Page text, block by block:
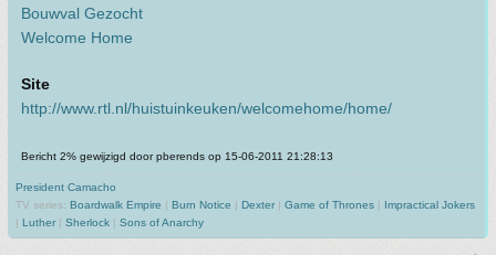
Bouwval Gezocht
Welcome Home
Site
http://www.rtl.nl/huistuinkeuken/welcomehome/home/
Bericht 2% gewijzigd door pberends op 15-06-2011 21:28:13
President Camacho
TV series: Boardwalk Empire | Burn Notice | Dexter | Game of Thrones | Impractical Jokers
| Luther | Sherlock | Sons of Anarchy